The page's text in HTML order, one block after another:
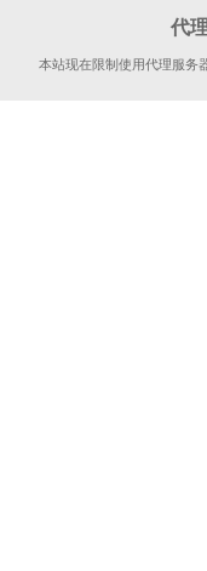
代
本站现在限制使用代理服务